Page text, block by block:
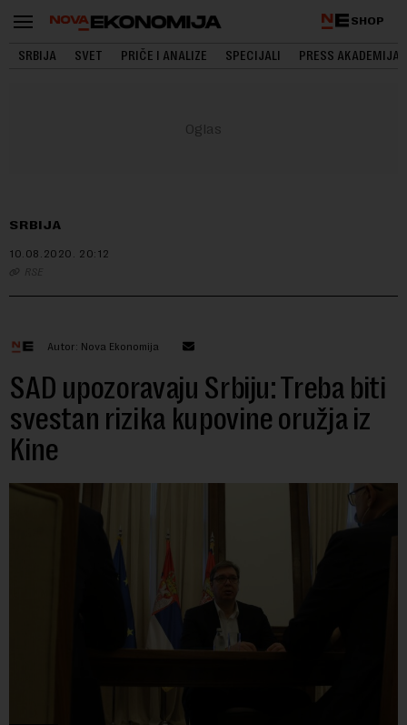
SHOP
SRBIJA SVET PRIČE I ANALIZE SPECIJALI PRESS AKADEMIJA
SRBIJA
10.08.2020. 20:12
RSE
Autor: Nova Ekonomija
SAD upozoravaju Srbiju: Treba biti
svestan rizika kupovine oružja iz
Kine